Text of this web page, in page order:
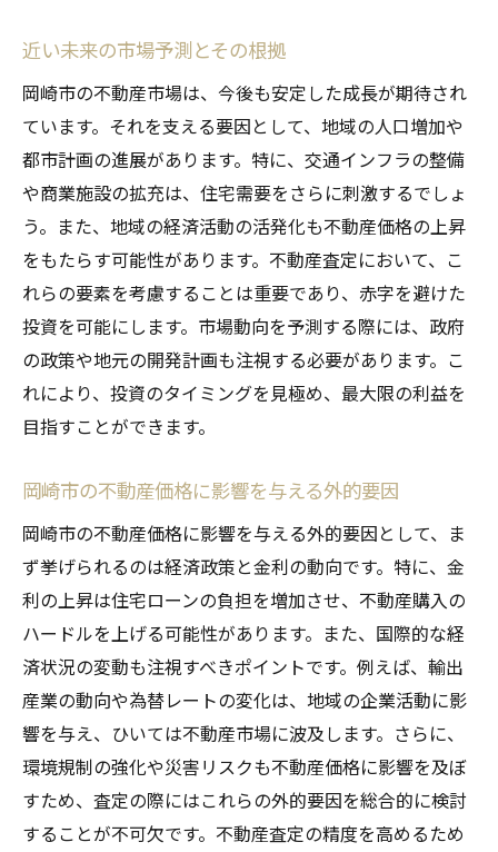
近い未来の市場予測とその根拠
岡崎市の不動産市場は、今後も安定した成長が期待され
ています。それを支える要因として、地域の人口増加や
都市計画の進展があります。特に、交通インフラの整備
や商業施設の拡充は、住宅需要をさらに刺激するでしょ
う。また、地域の経済活動の活発化も不動産価格の上昇
をもたらす可能性があります。不動産査定において、こ
れらの要素を考慮することは重要であり、赤字を避けた
投資を可能にします。市場動向を予測する際には、政府
の政策や地元の開発計画も注視する必要があります。こ
れにより、投資のタイミングを見極め、最大限の利益を
目指すことができます。
岡崎市の不動産価格に影響を与える外的要因
岡崎市の不動産価格に影響を与える外的要因として、ま
ず挙げられるのは経済政策と金利の動向です。特に、金
利の上昇は住宅ローンの負担を増加させ、不動産購入の
ハードルを上げる可能性があります。また、国際的な経
済状況の変動も注視すべきポイントです。例えば、輸出
産業の動向や為替レートの変化は、地域の企業活動に影
響を与え、ひいては不動産市場に波及します。さらに、
環境規制の強化や災害リスクも不動産価格に影響を及ぼ
すため、査定の際にはこれらの外的要因を総合的に検討
することが不可欠です。不動産査定の精度を高めるため